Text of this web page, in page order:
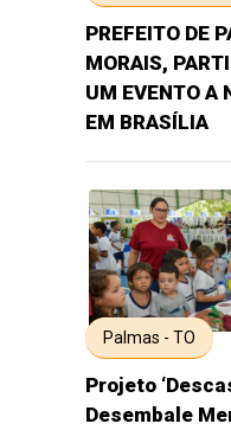
PREFEITO DE
MORAIS,
UM EVENTO A
EM BRASÍLIA
Palmas - TO
Projeto
Desembale